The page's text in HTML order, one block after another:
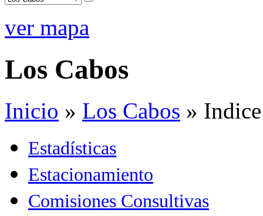
ver mapa
Los Cabos
Inicio » Los Cabos »
Estadísticas
Estacionamiento
Comisiones Consultivas